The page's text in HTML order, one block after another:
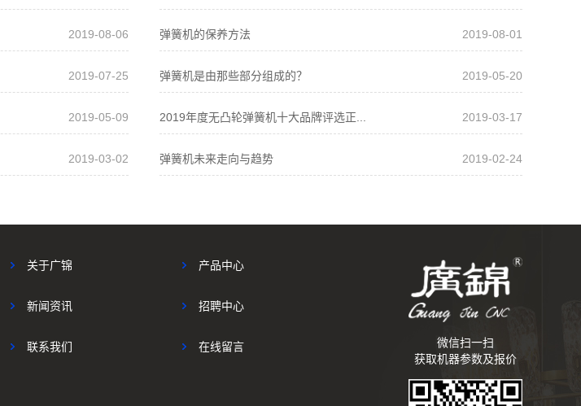
2019-08-06 弹簧机的保养方法 2019-08-01
2019-07-25 弹簧机是由那些部分组成的？ 2019-05-20
2019-05-09 2019年度无凸轮弹簧机十大品牌评选正... 2019-03-17
2019-03-02 弹簧机未来走向与趋势 2019-02-24
关于广锦 产品中心
新闻资讯 招聘中心
联系我们 在线留言
微信扫一扫
获取机器参数及报价